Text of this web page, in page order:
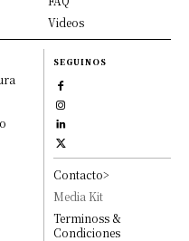
Videos
SEGUINOS
Contacto>
Media Kit
Terminoss &
Condiciones